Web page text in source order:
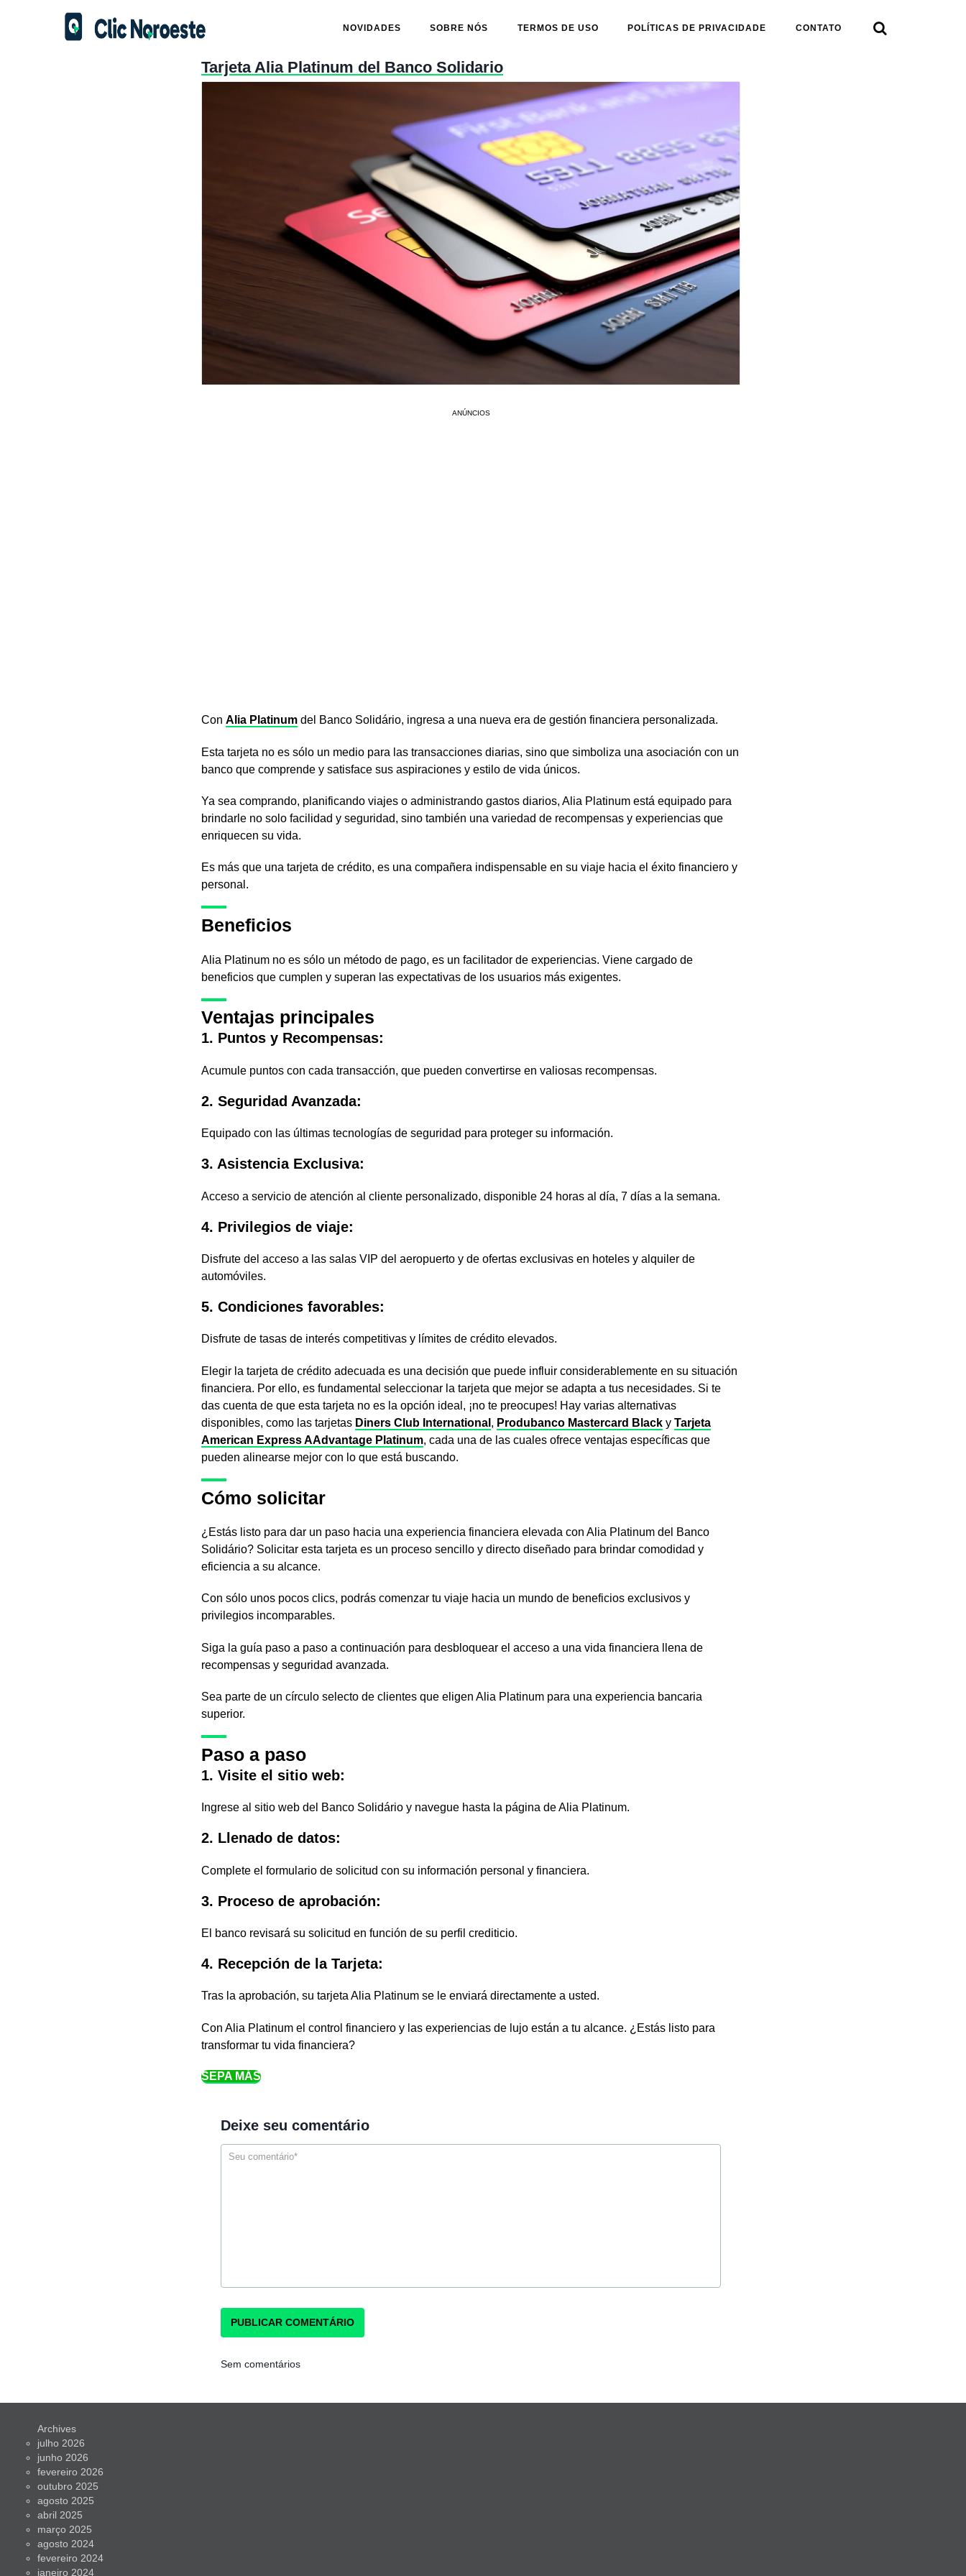
NOVIDADES SOBRE NÓS TERMOS DE USO POLÍTICAS DE PRIVACIDADE CONTATO 
Tarjeta Alia Platinum del Banco Solidario
ANÚNCIOS
Con Alia Platinum del Banco Solidário, ingresa a una nueva era de gestión financiera personalizada.
Esta tarjeta no es sólo un medio para las transacciones diarias, sino que simboliza una asociación con un
banco que comprende y satisface sus aspiraciones y estilo de vida únicos.
Ya sea comprando, planificando viajes o administrando gastos diarios, Alia Platinum está equipado para
brindarle no solo facilidad y seguridad, sino también una variedad de recompensas y experiencias que
enriquecen su vida.
Es más que una tarjeta de crédito, es una compañera indispensable en su viaje hacia el éxito financiero y
personal.
Beneficios
Alia Platinum no es sólo un método de pago, es un facilitador de experiencias. Viene cargado de
beneficios que cumplen y superan las expectativas de los usuarios más exigentes.
Ventajas principales
1. Puntos y Recompensas:
Acumule puntos con cada transacción, que pueden convertirse en valiosas recompensas.
2. Seguridad Avanzada:
Equipado con las últimas tecnologías de seguridad para proteger su información.
3. Asistencia Exclusiva:
Acceso a servicio de atención al cliente personalizado, disponible 24 horas al día, 7 días a la semana.
4. Privilegios de viaje:
Disfrute del acceso a las salas VIP del aeropuerto y de ofertas exclusivas en hoteles y alquiler de
automóviles.
5. Condiciones favorables:
Disfrute de tasas de interés competitivas y límites de crédito elevados.
Elegir la tarjeta de crédito adecuada es una decisión que puede influir considerablemente en su situación
financiera. Por ello, es fundamental seleccionar la tarjeta que mejor se adapta a tus necesidades. Si te
das cuenta de que esta tarjeta no es la opción ideal, ¡no te preocupes! Hay varias alternativas
disponibles, como las tarjetas Diners Club International , Produbanco Mastercard Black y Tarjeta
American Express AAdvantage Platinum, cada una de las cuales ofrece ventajas específicas que
pueden alinearse mejor con lo que está buscando.
Cómo solicitar
¿Estás listo para dar un paso hacia una experiencia financiera elevada con Alia Platinum del Banco
Solidário? Solicitar esta tarjeta es un proceso sencillo y directo diseñado para brindar comodidad y
eficiencia a su alcance.
Con sólo unos pocos clics, podrás comenzar tu viaje hacia un mundo de beneficios exclusivos y
privilegios incomparables.
Siga la guía paso a paso a continuación para desbloquear el acceso a una vida financiera llena de
recompensas y seguridad avanzada.
Sea parte de un círculo selecto de clientes que eligen Alia Platinum para una experiencia bancaria
superior.
Paso a paso
1. Visite el sitio web:
Ingrese al sitio web del Banco Solidário y navegue hasta la página de Alia Platinum.
2. Llenado de datos:
Complete el formulario de solicitud con su información personal y financiera.
3. Proceso de aprobación:
El banco revisará su solicitud en función de su perfil crediticio.
4. Recepción de la Tarjeta:
Tras la aprobación, su tarjeta Alia Platinum se le enviará directamente a usted.
Con Alia Platinum el control financiero y las experiencias de lujo están a tu alcance. ¿Estás listo para
transformar tu vida financiera?
SEPA MÁS
Deixe seu comentário
Sem comentários
Archives
julho 2026
junho 2026
fevereiro 2026
outubro 2025
agosto 2025
abril 2025
março 2025
agosto 2024
fevereiro 2024
janeiro 2024